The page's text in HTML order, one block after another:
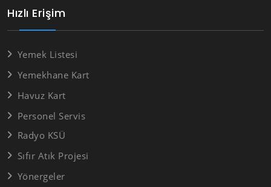
Hızlı Erişim
Yemek Listesi
Yemekhane Kart
Havuz Kart
Personel Servis
Radyo KSÜ
Sıfır Atık Projesi
Yönergeler